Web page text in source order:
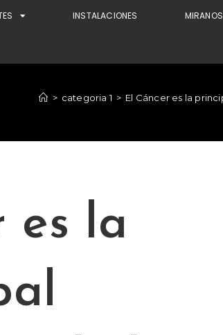
INSTALACIONES
> categoria 1 > El Cáncer es la
es la